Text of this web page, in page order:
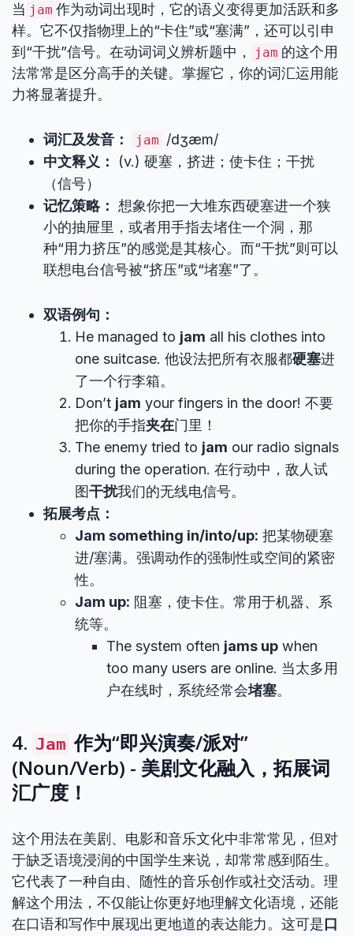
当 jam 作为动词出现时，它的语义变得更加活跃和多
样。它不仅指物理上的“卡住”或“塞满”，还可以引申
到“干扰”信号。在动词词义辨析题中，
jam 的这个用
法常常是区分高手的关键。掌握它，你的词汇运用能
力将显著提升。
词汇及发音： jam /dʒæm/
中文释义：
(v.) 硬塞，挤进；使卡住；干扰
（信号）
记忆策略： 想象你把一大堆东西硬塞进一个狭
小的抽屉里，或者用手指去堵住一个洞，那
种“用力挤压”的感觉是其核心。而“干扰”则可以
联想电台信号被“挤压”或“堵塞”了。
双语例句：
He managed to jam all his clothes into
one suitcase. 他设法把所有衣服都硬塞进
了一个行李箱。
Don’t jam your fingers in the door! 不要
把你的手指夹在门里！
The enemy tried to jam our radio signals
during the operation. 在行动中，敌人试
图干扰我们的无线电信号。
拓展考点：
Jam something in/into/up: 把某物硬塞
进/塞满。强调动作的强制性或空间的紧密
性。
Jam up: 阻塞，使卡住。常用于机器、系
统等。
The system often jams up when
too many users are online. 当太多用
户在线时，系统经常会堵塞。
4. Jam 作为“即兴演奏/派对”
(Noun/Verb) - 美剧文化融入，拓展词
汇广度！
这个用法在美剧、电影和音乐文化中非常常见，但对
于缺乏语境浸润的中国学生来说，却常常感到陌生。
它代表了一种自由、随性的音乐创作或社交活动。理
解这个用法，不仅能让你更好地理解文化语境，还能
在口语和写作中展现出更地道的表达能力。这可是口